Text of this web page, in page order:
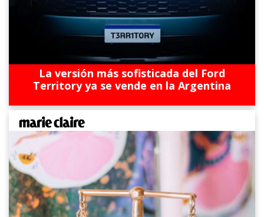
La versión más sofisticada del Ford
Territory ya se vende en la Argentina